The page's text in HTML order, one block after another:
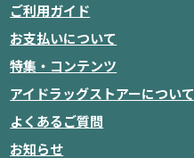
ご利用ガイド
お支払いについて
特集・コンテンツ
アイドラッグストアーについて
よくあるご質問
お知らせ